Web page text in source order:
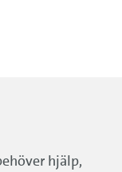
hjälp,